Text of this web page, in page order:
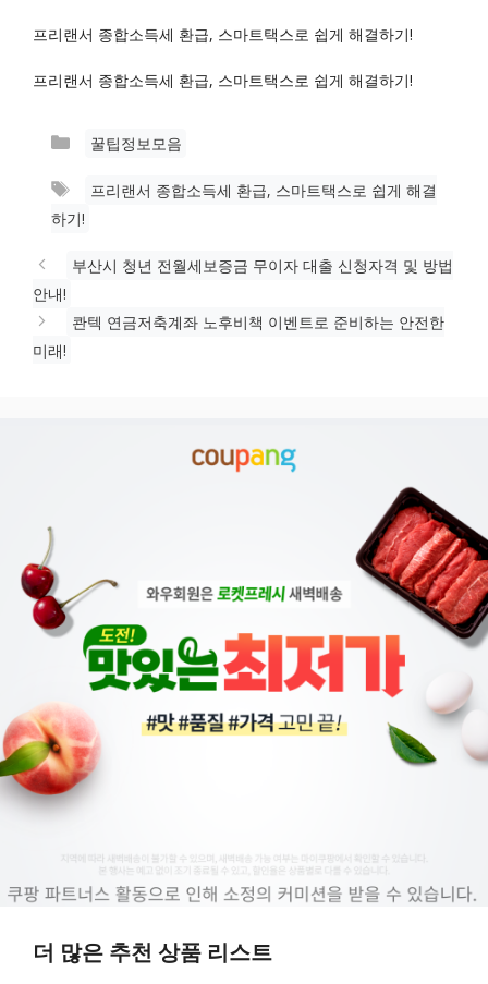
프리랜서 종합소득세 환급, 스마트택스로 쉽게 해결하기!
프리랜서 종합소득세 환급, 스마트택스로 쉽게 해결하기!
카
고
리
꿀팁정보모음
태
그
프리랜서 종합소득세 환급, 스마트택스로 쉽게 해결
하기!
부산시 청년 전월세보증금 무이자 대출 신청자격 및 방법
안내!
콴텍 연금저축계좌 노후비책 이벤트로 준비하는 안전한
미래!
더 많은 추천 상품 리스트